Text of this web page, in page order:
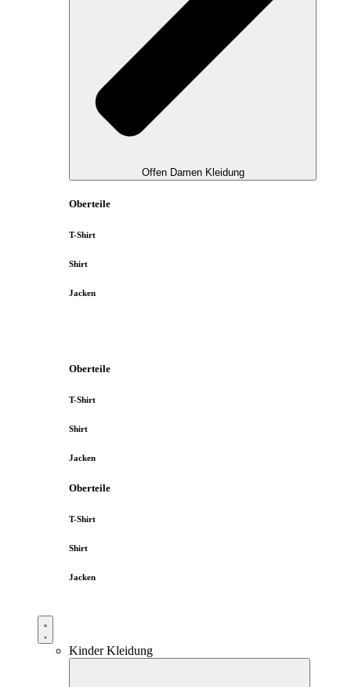
Offen Damen Kleidung
Oberteile
T-Shirt
Shirt
Jacken
Oberteile
T-Shirt
Shirt
Jacken
Oberteile
T-Shirt
Shirt
Jacken
Kinder Kleidung